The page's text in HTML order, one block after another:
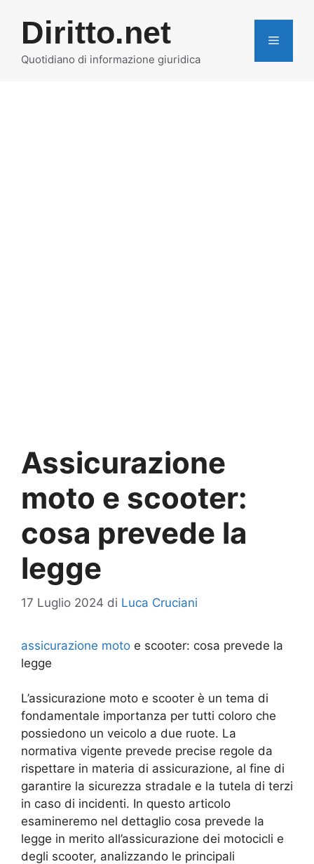
contenuto
Diritto.net
Quotidiano di informazione giuridica
MENU
Assicurazione
moto e scooter:
cosa prevede la
legge
17 Luglio 2024 di Luca Cruciani
assicurazione moto e scooter: cosa prevede la
legge
L’assicurazione moto e scooter è un tema di
fondamentale importanza per tutti coloro che
possiedono un veicolo a due ruote. La
normativa vigente prevede precise regole da
rispettare in materia di assicurazione, al fine di
garantire la sicurezza stradale e la tutela di terzi
in caso di incidenti. In questo articolo
esamineremo nel dettaglio cosa prevede la
legge in merito all’assicurazione dei motocicli e
degli scooter, analizzando le principali